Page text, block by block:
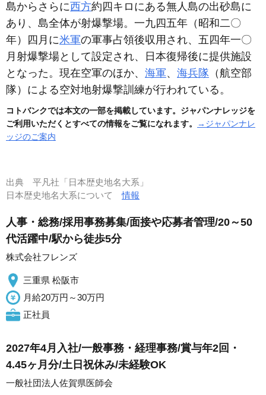
島からさらに西方約四キロにある無人島の出砂島に
あり、島全体が射爆撃場。一九四五年 （昭和二〇
年）
四月に米軍の軍事占領後収用され、五四年一〇
月射爆撃場として設定され、日本復帰後に提供施設
となった。現在空軍のほか、 海軍、 海兵隊 （航空部
隊） による空対地射爆撃訓練が行われている。
コトバンクでは本文の一部を掲載しています。ジャパンナレッジを
ご利用いただくとすべての情報をご覧になれます。
→ジャパンナレ
ッジのご案内
出典 平凡社「日本歴史地名大系」
日本歴史地名大系について情報
人事・総務/採用事務募集/面接や応募者管理/20～50
代活躍中/駅から徒歩5分
株式会社フレンズ
三重県 松阪市
月給20万円～30万円
正社員
2027年4月入社/一般事務・経理事務/賞与年2回・
4.45ヶ月分/土日祝休み/未経験OK
一般社団法人佐賀県医師会